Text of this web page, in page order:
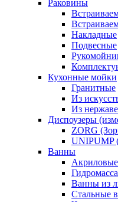
Раковины
Накладные
Подвесные
Кухонные мойки
Гранитные
Из
Из
Диспоузеры
ZORG
Ванны
Ванны из
Стальные